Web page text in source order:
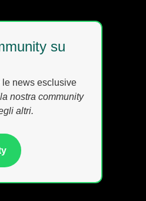
su
le news esclusive
nostra community
altri.